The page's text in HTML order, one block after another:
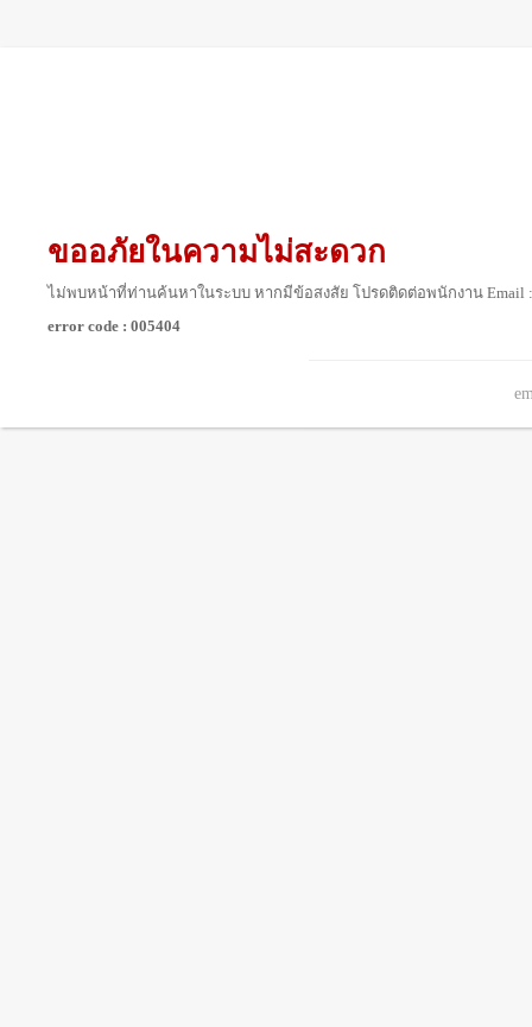
ขออภัยในความไม่สะดวก
ไม่พบหน้าที่ท่านค้นหาในระบบ หากมีข้อสงสัย โปรดติดต่อพนักงาน Email :
error code : 005404